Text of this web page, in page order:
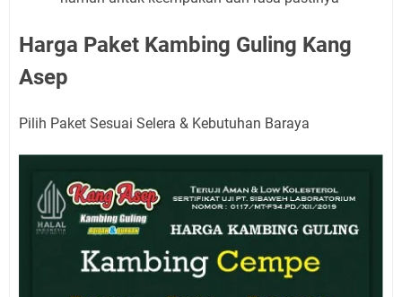
Harga Paket Kambing Guling Kang
Asep
Pilih Paket Sesuai Selera & Kebutuhan Baraya